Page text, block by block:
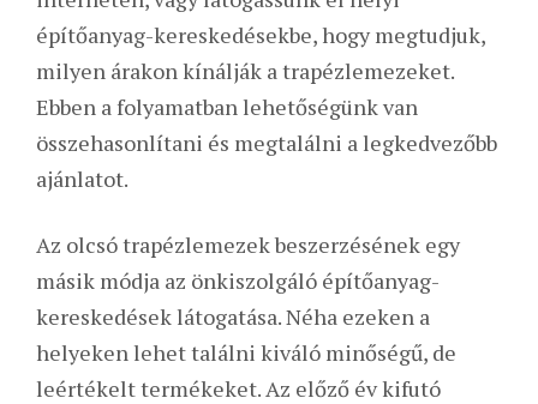
építőanyag-kereskedésekbe, hogy megtudjuk,
milyen árakon kínálják a trapézlemezeket.
Ebben a folyamatban lehetőségünk van
összehasonlítani és megtalálni a legkedvezőbb
ajánlatot.
Az olcsó trapézlemezek beszerzésének egy
másik módja az önkiszolgáló építőanyag-
kereskedések látogatása. Néha ezeken a
helyeken lehet találni kiváló minőségű, de
leértékelt termékeket. Az előző év kifutó